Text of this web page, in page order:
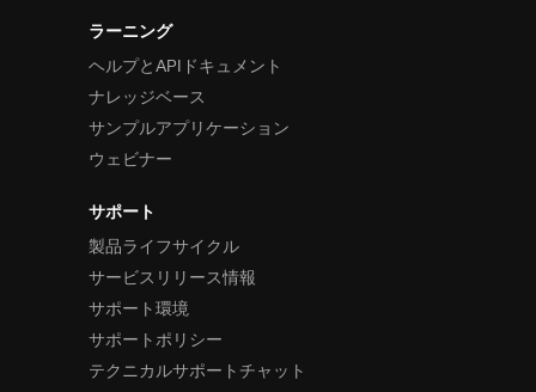
ラーニング
ヘルプとAPIドキュメント
ナレッジベース
サンプルアプリケーション
ウェビナー
サポート
製品ライフサイクル
サービスリリース情報
サポート環境
サポートポリシー
テクニカルサポートチャット